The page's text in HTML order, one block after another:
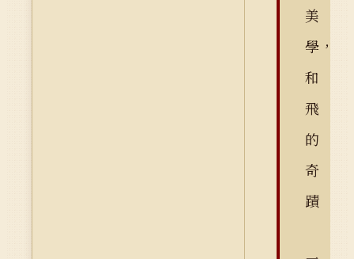
美
學，
和
飛
的
奇
蹟